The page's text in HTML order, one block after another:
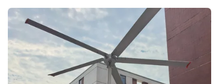
อุตสาหกรรม ภาพรวมโครงการ: ...